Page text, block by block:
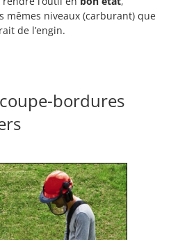
mêmes niveaux (carburant) que
de l’engin.
bordures